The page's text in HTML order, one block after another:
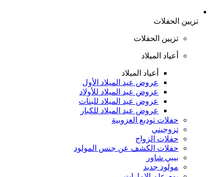
تزيين الحفلات
تزيين الحفلات
أعياد الميلاد
أعياد الميلاد
عروض عيد الميلاد الأول
عروض عيد الميلاد للأولاد
عروض عيد الميلاد للبنات
عروض عيد الميلاد للكبار
حفلات توديع العزوبية
تزوجيني
حفلات الزواج
حفلات الكشف عن جنس المولود
بيبي شاور
مولود جديد